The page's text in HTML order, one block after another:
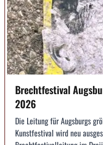
Brechtfestival
2026
Die Leitung für Augsburgs
Kunstfestival wird neu